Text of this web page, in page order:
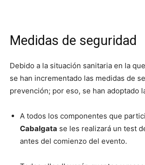
Medidas de seguridad
Debido a la situación sanitaria en la
se han incrementado las medidas de
prevención; por eso, se han adoptado
A todos los componentes que
Cabalgata se les realizará un test
antes del comienzo del evento.